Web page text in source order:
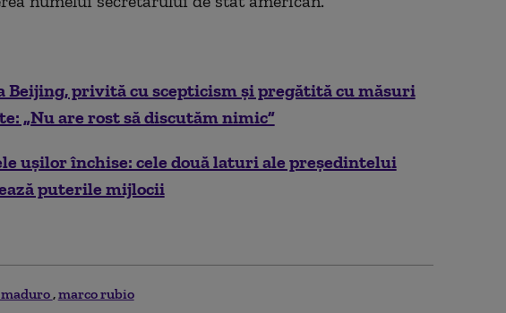
privită cu scepticism și pregătită cu măsuri
„Nu are rost să discutăm nimic”
ușilor închise: cele două laturi ale președintelui
puterile mijlocii
marco rubio